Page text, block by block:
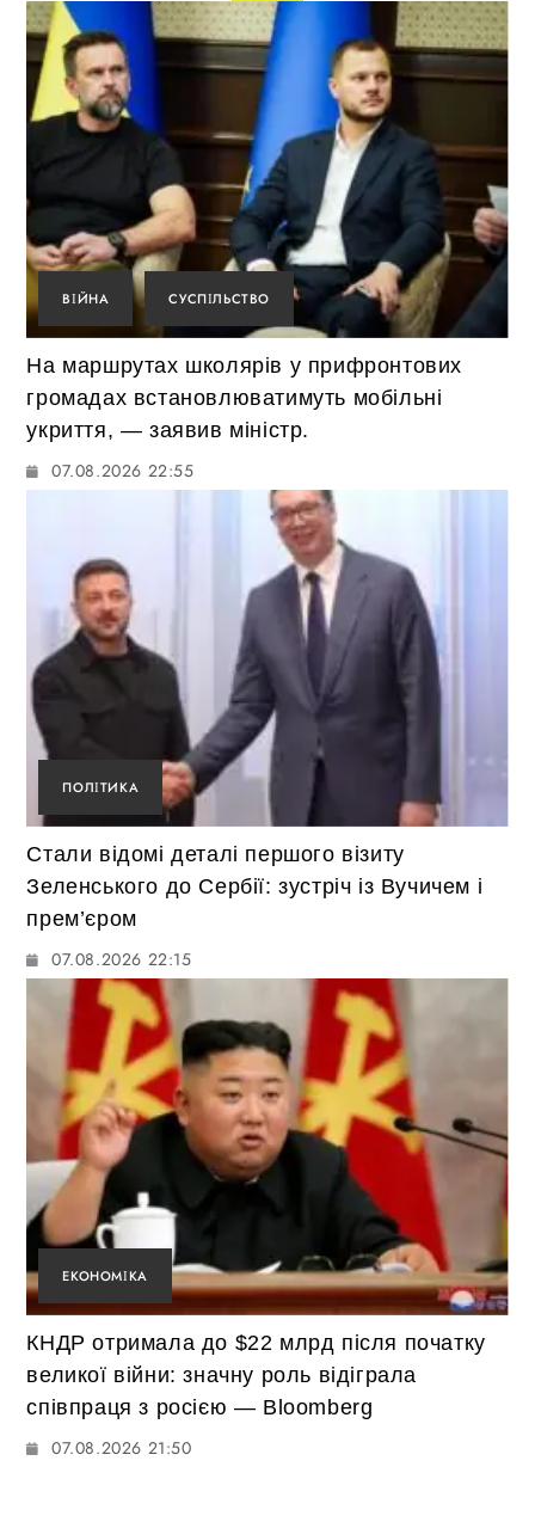
ВІЙНА СУСПІЛЬСТВО
На маршрутах школярів у прифронтових
громадах встановлюватимуть мобільні
укриття, — заявив міністр.
07.08.2026 22:55
ПОЛІТИКА
Стали відомі деталі першого візиту
Зеленського до Сербії: зустріч із Вучичем і
прем’єром
07.08.2026 22:15
ЕКОНОМІКА
КНДР отримала до $22 млрд після початку
великої війни: значну роль відіграла
співпраця з росією — Bloomberg
07.08.2026 21:50